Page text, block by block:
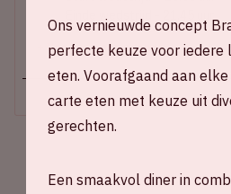
Einde wedstrijd - 21.45 uur
+ Voeg toe aan agenda
Ons vernieuwde concept
perfecte keuze voor
eten. Voorafgaand aan
carte eten met keuze uit
gerechten.
Een smaakvol diner in